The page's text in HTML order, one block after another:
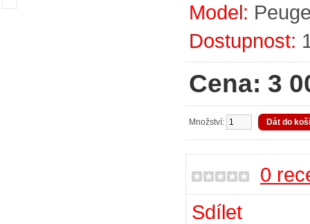
Model:
Dostupnost:
Cena: 3
Množství:
0
Sdílet